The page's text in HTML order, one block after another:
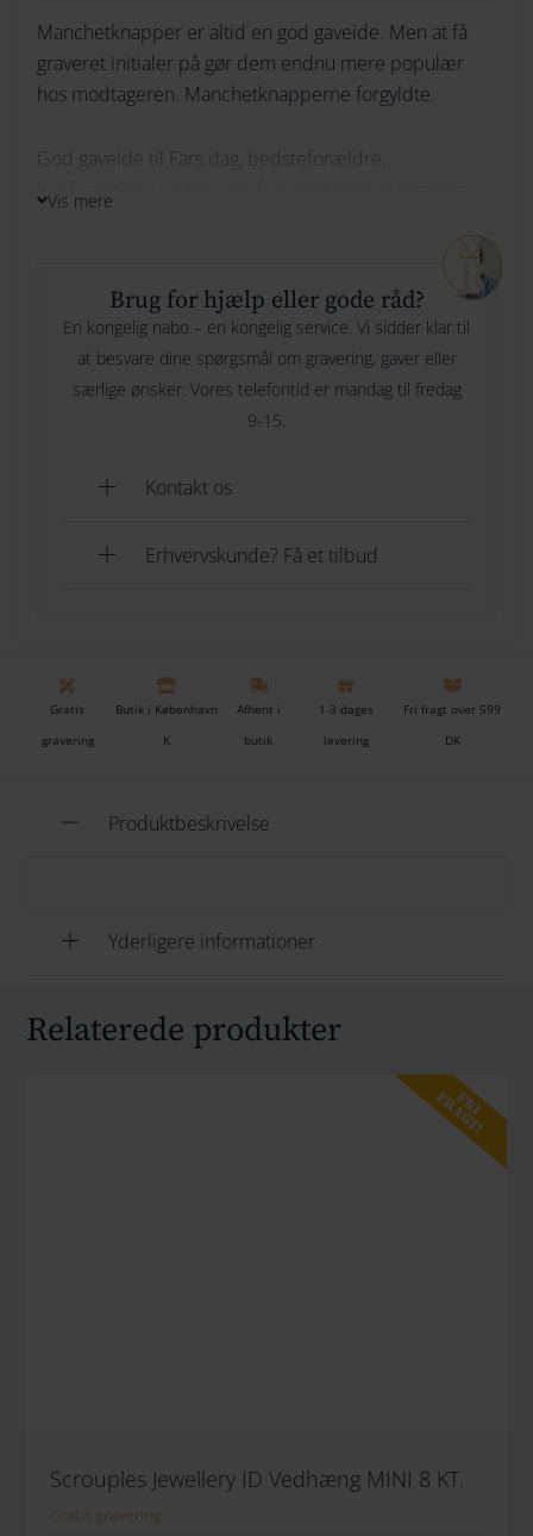
274
284
Skrifttype
Indtast din tekst her Her skriver du hvad du ønsker vi skal
Specielle ønsker til gravering
Er der noget vi skal være
opmærksom på, ønsker eller andet? Så kan du skrive det her
Nej tak
Nordahl
Andersen
forgyldt
Tilføj til ønskeliste
Manchetknapper er altid en god gaveide. Men at få
graveret initialer på gør dem endnu mere populær
hos modtageren. Manchetknapperne forgyldte.
God gaveide til Fars dag, bedsteforældre,
konfirmanden, studenten, fødselsdag eller julegave.
Vis mere
Brug for hjælp eller gode råd?
En kongelig nabo – en kongelig service. Vi sidder klar til
at besvare dine spørgsmål om gravering, gaver eller
særlige ønsker. Vores telefontid er mandag til fredag
9-15.
Kontakt os
Erhvervskunde? Få et tilbud
Gratis
gravering
Butik i København
K
Afhent i
butik
1-3 dages
levering
Fri fragt over 599
DK
Produktbeskrivelse
Yderligere informationer
Relaterede produkter
FRI
FRAGT!
Scrouples Jewellery ID Vedhæng MINI 8 KT.
Gratis gravering